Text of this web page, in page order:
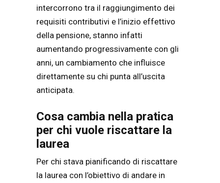
intercorrono tra il raggiungimento dei
requisiti contributivi e l’inizio effettivo
della pensione, stanno infatti
aumentando progressivamente con gli
anni, un cambiamento che influisce
direttamente su chi punta all’uscita
anticipata.
Cosa cambia nella pratica
per chi vuole riscattare la
laurea
Per chi stava pianificando di riscattare
la laurea con l’obiettivo di andare in